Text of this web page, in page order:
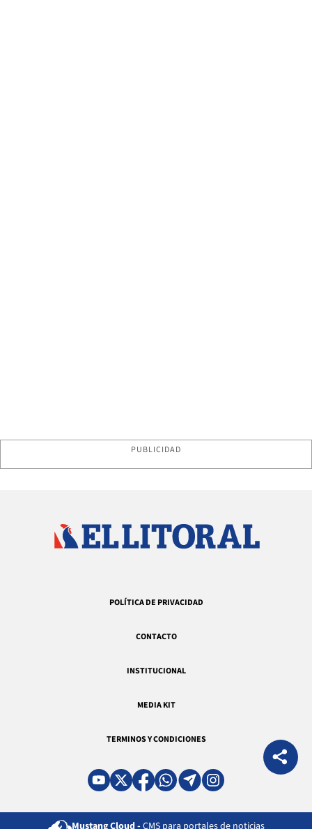
PUBLICIDAD
POLÍTICA DE PRIVACIDAD
CONTACTO
INSTITUCIONAL
MEDIA KIT
TERMINOS Y CONDICIONES